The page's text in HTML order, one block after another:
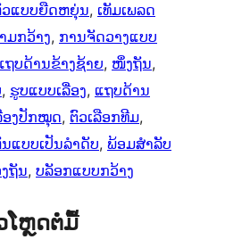
ແບບຍືດຫຍຸ່ນ, ເທັມເພລດ
ມກວ້າງ, ການຈັດວາງແບບ
ຖບດ້ານຂ້າງຊ້າຍ, ໜຶ່ງຖັນ
, ຮູບແບບເລື່ອງ, ແຖບດ້ານ
ອງປັກໝຸດ, ຕົວເລືອກທີມ
ແບບເປັນລຳດັບ, ພ້ອມສຳລັບ
ຖັນ, ບລັອກແບບກວ້າງ
ໂຫຼດຕໍ່ມື້